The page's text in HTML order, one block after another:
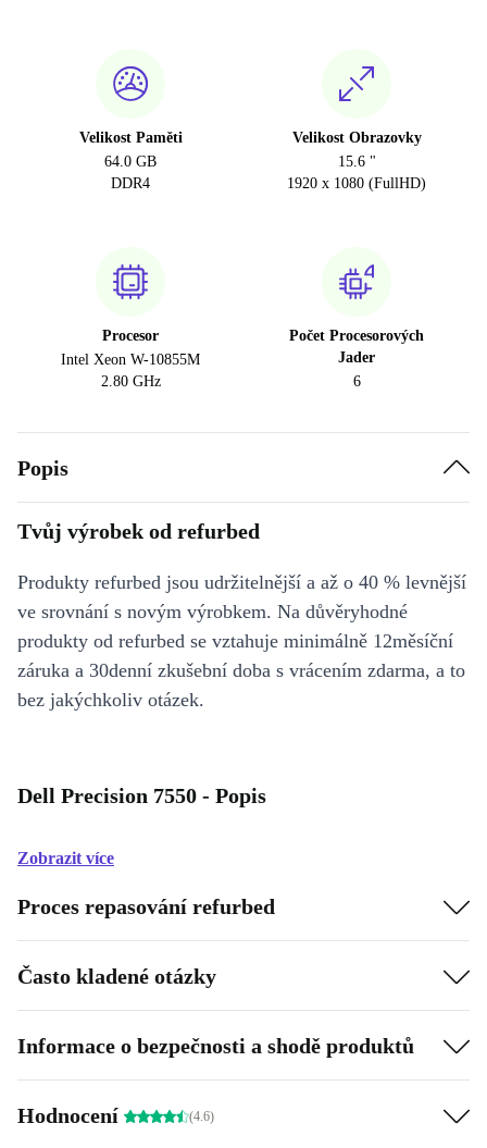
Velikost Paměti
64.0 GB
DDR4
Velikost Obrazovky
15.6 "
1920 x 1080 (FullHD)
Procesor
Intel Xeon W-10855M
2.80 GHz
Počet Procesorových
Jader
6
Popis
Tvůj výrobek od refurbed
Produkty refurbed jsou udržitelnější a až o 40 % levnější
ve srovnání s novým výrobkem. Na důvěryhodné
produkty od refurbed se vztahuje minimálně 12měsíční
záruka a 30denní zkušební doba s vrácením zdarma, a to
bez jakýchkoliv otázek.
Dell Precision 7550 - Popis
Zobrazit více
Proces repasování refurbed
Často kladené otázky
Informace o bezpečnosti a shodě produktů
Hodnocení (4.6)